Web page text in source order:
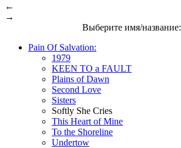
←
→
Выберите имя/название:
Pain Of Salvation:
1979
KEEN TO a FAULT
Plains of Dawn
Second Love
Sisters
Softly She Cries
This Heart of Mine
To the Shoreline
Undertow